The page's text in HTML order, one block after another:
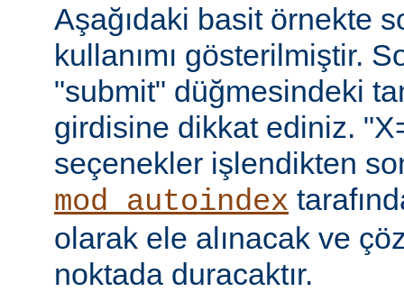
Aşağıdaki basit örnekte
kullanımı gösterilmiştir.
"submit" düğmesindeki
girdisine dikkat ediniz.
seçenekler işlendikten
mod_autoindex
olarak ele alınacak ve
noktada duracaktır.